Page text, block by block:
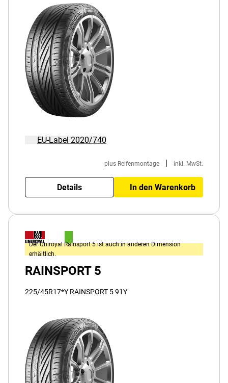
EU-Label 2020/740
plus Reifenmontage inkl. MwSt.
Details In den Warenkorb
Der Uniroyal Rainsport 5 ist auch in anderen Dimension
erhältlich.
RAINSPORT 5
225/45R17*Y RAINSPORT 5 91Y